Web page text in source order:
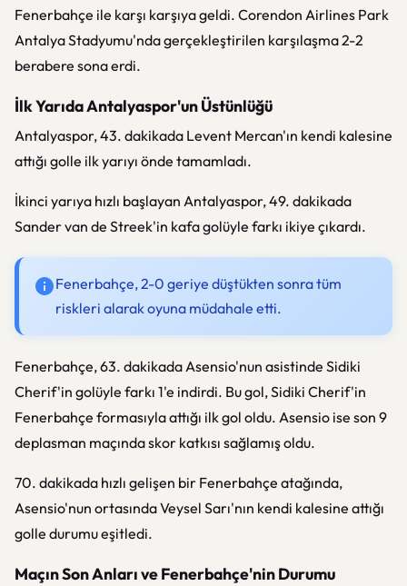
Fenerbahçe ile karşı karşıya geldi. Corendon Airlines Park
Antalya Stadyumu'nda gerçekleştirilen karşılaşma 2-2
berabere sona erdi.
İlk Yarıda Antalyaspor'un Üstünlüğü
Antalyaspor, 43. dakikada Levent Mercan'ın kendi kalesine
attığı golle ilk yarıyı önde tamamladı.
İkinci yarıya hızlı başlayan Antalyaspor, 49. dakikada
Sander van de Streek'in kafa golüyle farkı ikiye çıkardı.
Fenerbahçe, 2-0 geriye düştükten sonra tüm
riskleri alarak oyuna müdahale etti.
Fenerbahçe, 63. dakikada Asensio'nun asistinde Sidiki
Cherif'in golüyle farkı 1'e indirdi. Bu gol, Sidiki Cherif'in
Fenerbahçe formasıyla attığı ilk gol oldu. Asensio ise son 9
deplasman maçında skor katkısı sağlamış oldu.
70. dakikada hızlı gelişen bir Fenerbahçe atağında,
Asensio'nun ortasında Veysel Sarı'nın kendi kalesine attığı
golle durumu eşitledi.
Maçın Son Anları ve Fenerbahçe'nin Durumu